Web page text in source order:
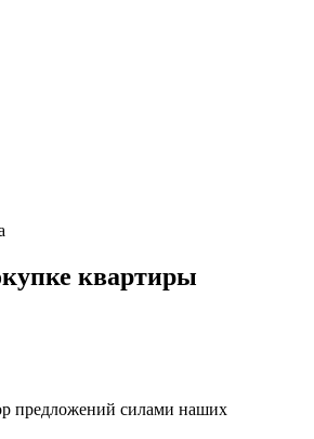
квартиры
предложений силами наших